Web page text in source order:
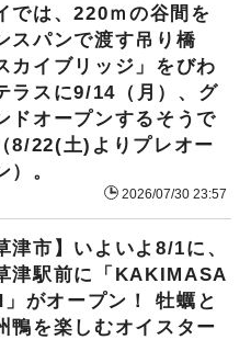
では、220ｍの谷間を
スパンで渡す吊り橋
カイブリッジ」をびわ
ラスに9/14（月）、グ
ドオープンするそうで
8/22(土)よりプレオー
）。
2026/07/30 23:57
津市】いよいよ8/1に、
津駅前に「KAKIMASA
がオープン！ 牡蠣と
鴨を楽しむオイスター